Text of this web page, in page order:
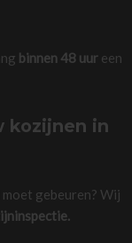
binnen 48 uureen
kozijnen in
gebeuren? Wij